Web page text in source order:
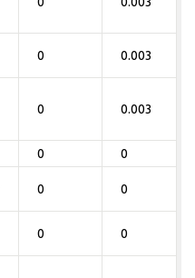
0 0.003
0 0.003
0 0
0 0
0 0